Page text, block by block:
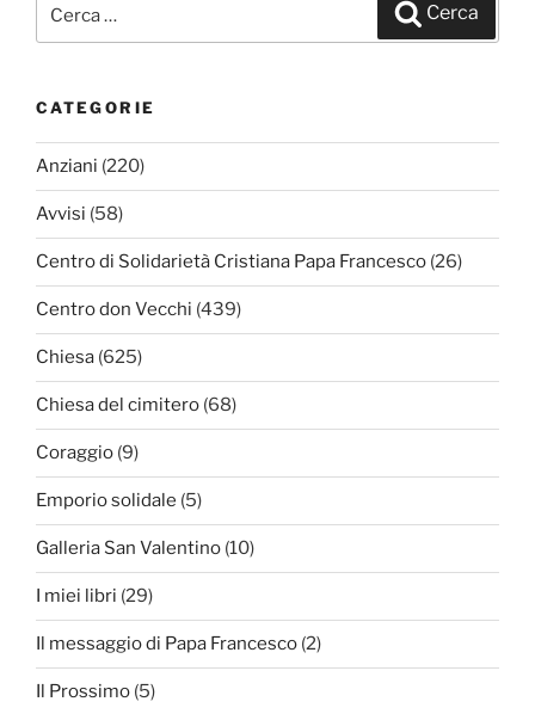
Cerca
CATEGORIE
Anziani (220)
Avvisi (58)
Centro di Solidarietà Cristiana Papa Francesco (26)
Centro don Vecchi (439)
Chiesa (625)
Chiesa del cimitero (68)
Coraggio (9)
Emporio solidale (5)
Galleria San Valentino (10)
I miei libri (29)
Il messaggio di Papa Francesco (2)
Il Prossimo (5)